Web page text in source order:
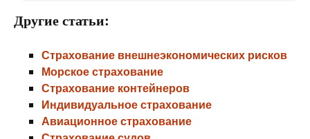
Другие статьи:
Страхование внешнеэкономических рисков
Морское страхование
Страхование контейнеров
Индивидуальное страхование
Авиационное страхование